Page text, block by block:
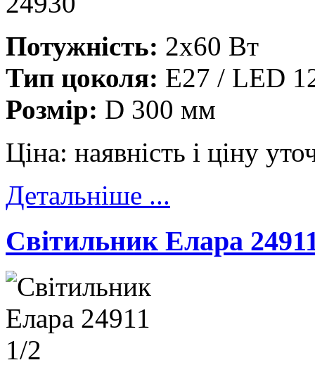
Потужність: 2x60 Вт
Тип цоколя: E27 / LED
Розмір: D 300 мм
Ціна: наявність і ціну
Детальніше ...
Cвітильник Елара